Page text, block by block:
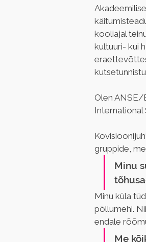
kooliajal
kultuuri- kui
Olen ANSE/
International
gruppide,
Minu
Minu küla
põllumehi.
endale
Me